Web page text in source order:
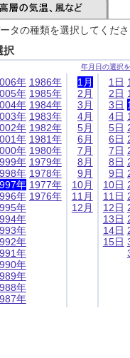
タの種類を選択してくだ
択
年月日の選択
年
年
年
年
年
年
年
年
年
年
年
年
年
年
年
年
年
年
年
年
1986年
1985年
1984年
1983年
1982年
1981年
1980年
1979年
1978年
1977年
1976年
1月
2月
3月
4月
5月
6月
7月
8月
9月
10月
11月
12月
1日
2日
3日
4日
5日
6日
7日
8日
9日
10日
11日
12日
13日
14日
15日